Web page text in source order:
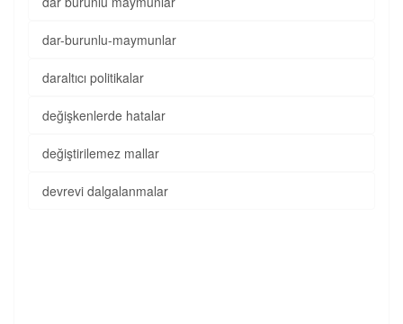
dar-burunlu-maymunlar
daraltıcı politikalar
değişkenlerde hatalar
değiştirilemez mallar
devrevi dalgalanmalar